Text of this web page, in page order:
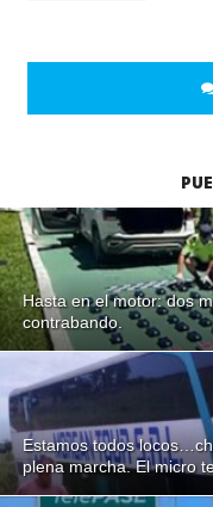
Hasta en el motor: dos
contrabando.
Estamos todos
plena marcha. El micro